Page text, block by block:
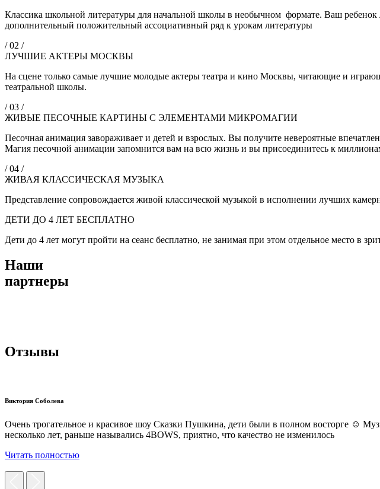
Классика школьной литературы для начальной школы в необычном формате. Ваш
дополнительный положительный ассоциативный ряд к урокам литературы
/ 02 /
ЛУЧШИЕ АКТЕРЫ МОСКВЫ
На сцене только самые лучшие молодые актеры театра и кино Москвы, читающие и
театральной школы.
/ 03 /
ЖИВЫЕ ПЕСОЧНЫЕ КАРТИНЫ С ЭЛЕМЕНТАМИ МИКРОМАГИИ
Песочная анимация завораживает и детей и взрослых. Вы получите невероятные
Магия песочной анимации запомнится вам на всю жизнь и вы присоединитесь к
/ 04 /
ЖИВАЯ КЛАССИЧЕСКАЯ МУЗЫКА
Представление сопровождается живой классической музыкой в исполнении лучших
ДЕТИ ДО 4 ЛЕТ БЕСПЛАТНО
Дети до 4 лет могут пройти на сеанс бесплатно, не занимая при этом отдельное место в
Наши
партнеры
Отзывы
Виктория Соболева
Очень трогательное и красивое шоу Сказки Пушкина, дети были в полном восторге ☺️
несколько лет, раньше назывались 4BOWS, приятно, что качество не изменилось
Читать полностью